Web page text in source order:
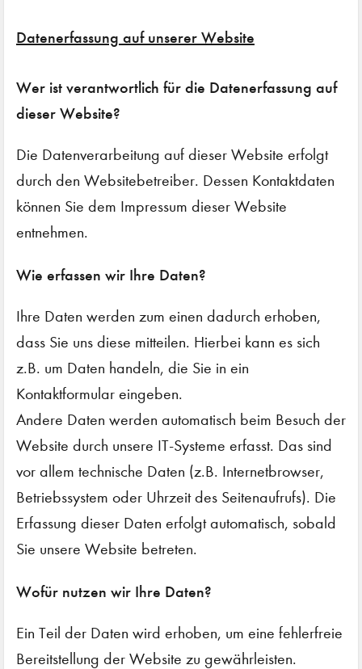
Datenerfassung auf unserer Website
Wer ist verantwortlich für die Datenerfassung auf
dieser Website?
Die Datenverarbeitung auf dieser Website erfolgt
durch den Websitebetreiber. Dessen Kontaktdaten
können Sie dem Impressum dieser Website
entnehmen.
Wie erfassen wir Ihre Daten?
Ihre Daten werden zum einen dadurch erhoben,
dass Sie uns diese mitteilen. Hierbei kann es sich
z.B. um Daten handeln, die Sie in ein
Kontaktformular eingeben.
Andere Daten werden automatisch beim Besuch der
Website durch unsere IT-Systeme erfasst. Das sind
vor allem technische Daten (z.B. Internetbrowser,
Betriebssystem oder Uhrzeit des Seitenaufrufs). Die
Erfassung dieser Daten erfolgt automatisch, sobald
Sie unsere Website betreten.
Wofür nutzen wir Ihre Daten?
Ein Teil der Daten wird erhoben, um eine fehlerfreie
Bereitstellung der Website zu gewährleisten.